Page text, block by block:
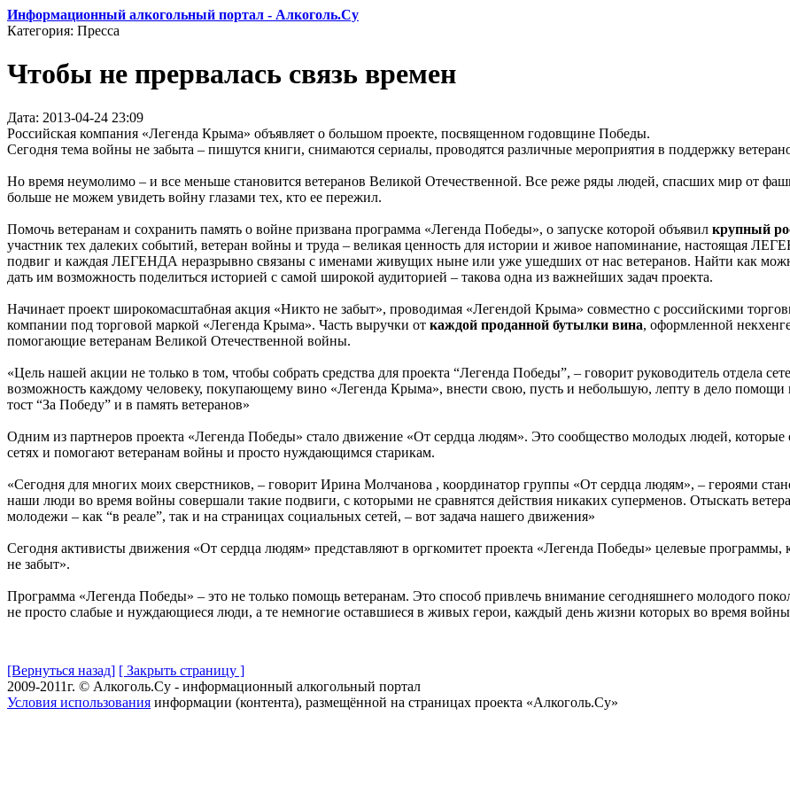
Информационный алкогольный портал - Алкоголь.Су
Категория: Пресса
Чтобы не прервалась связь времен
Дата: 2013-04-24 23:09
Российская компания «Легенда Крыма» объявляет о большом проекте, посвященном годовщине Победы.
Сегодня тема войны не забыта – пишутся книги, снимаются сериалы, проводятся различные мероприятия в поддержку
Но время неумолимо – и все меньше становится ветеранов Великой Отечественной. Все реже ряды людей, спасших мир от
больше не можем увидеть войну глазами тех, кто ее пережил.
Помочь ветеранам и сохранить память о войне призвана программа «Легенда Победы», о запуске которой объявил крупный
участник тех далеких событий, ветеран войны и труда – великая ценность для истории и живое напоминание, настоящая
подвиг и каждая ЛЕГЕНДА неразрывно связаны с именами живущих ныне или уже ушедших от нас ветеранов. Найти как
дать им возможность поделиться историей с самой широкой аудиторией – такова одна из важнейших задач проекта.
Начинает проект широкомасштабная акция «Никто не забыт», проводимая «Легендой Крыма» совместно с российскими
компании под торговой маркой «Легенда Крыма». Часть выручки от каждой проданной бутылки вина, оформленной
помогающие ветеранам Великой Отечественной войны.
«Цель нашей акции не только в том, чтобы собрать средства для проекта “Легенда Победы”, – говорит руководитель отдела
возможность каждому человеку, покупающему вино «Легенда Крыма», внести свою, пусть и небольшую, лепту в дело помощи
тост “За Победу” и в память ветеранов»
Одним из партнеров проекта «Легенда Победы» стало движение «От сердца людям». Это сообщество молодых людей,
сетях и помогают ветеранам войны и просто нуждающимся старикам.
«Сегодня для многих моих сверстников, – говорит Ирина Молчанова , координатор группы «От сердца людям», – героями
наши люди во время войны совершали такие подвиги, с которыми не сравнятся действия никаких суперменов. Отыскать
молодежи – как “в реале”, так и на страницах социальных сетей, – вот задача нашего движения»
Сегодня активисты движения «От сердца людям» представляют в оргкомитет проекта «Легенда Победы» целевые
не забыт».
Программа «Легенда Победы» – это не только помощь ветеранам. Это способ привлечь внимание сегодняшнего молодого
не просто слабые и нуждающиеся люди, а те немногие оставшиеся в живых герои, каждый день жизни которых во время
[Вернуться назад] [ Закрыть страницу ]
2009-2011г. © Алкоголь.Су - информационный алкогольный портал
Условия использования информации (контента), размещённой на страницах проекта «Алкоголь.Су»